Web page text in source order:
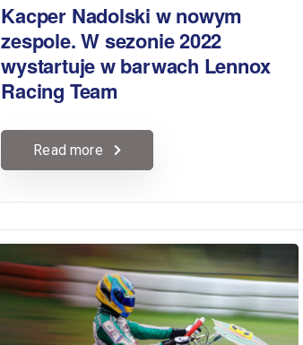
Kacper Nadolski w nowym
zespole. W sezonie 2022
wystartuje w barwach Lennox
Racing Team
Read more